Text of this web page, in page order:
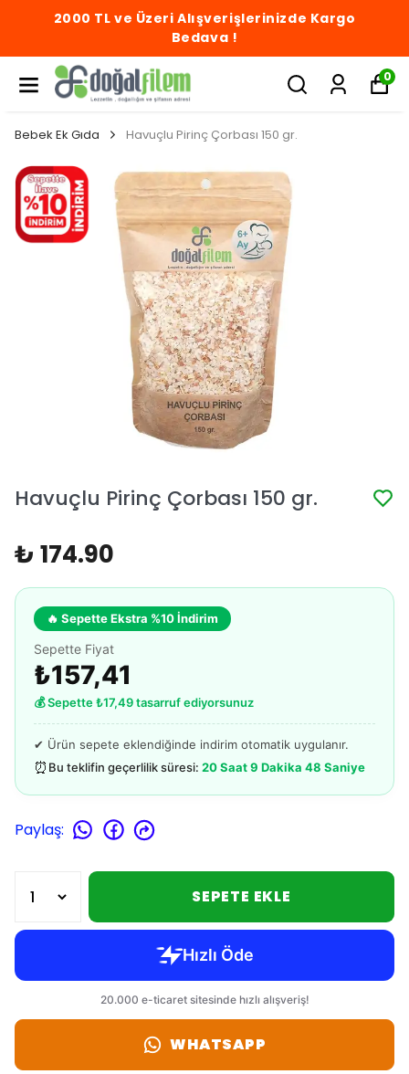
2000 TL ve Üzeri Alışverişlerinizde Kargo
Bedava !
0
Bebek Ek Gıda Havuçlu Pirinç Çorbası 150 gr.
Havuçlu Pirinç Çorbası 150 gr.
₺ 174.90
🔥 Sepette Ekstra %10 İndirim
Sepette Fiyat
₺157,41
💰 Sepette ₺17,49 tasarruf ediyorsunuz
✔ Ürün sepete eklendiğinde indirim otomatik uygulanır.
⏰ Bu teklifin geçerlilik süresi:20 Saat 9 Dakika 48 Saniye
Paylaş:
SEPETE EKLE
WHATSAPP